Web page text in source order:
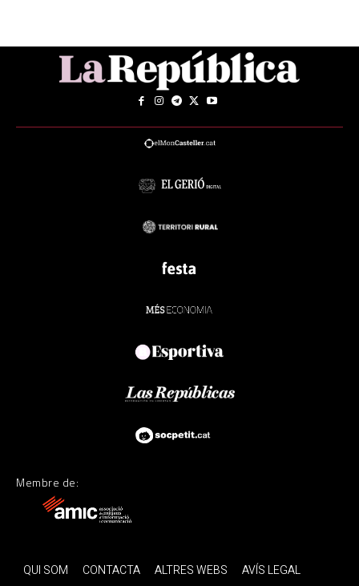
Membre de:
QUI SOM CONTACTA ALTRES WEBS AVÍS LEGAL